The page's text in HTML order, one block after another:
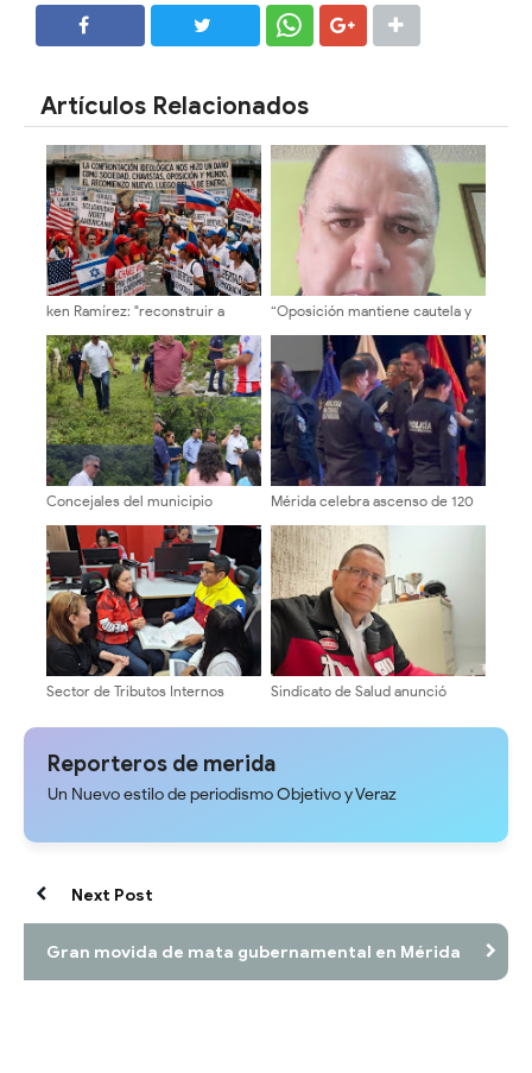
Artículos Relacionados
ken Ramírez: "reconstruir a
sólidas y una agenda centrada
en el interés nacional"
“Oposición mantiene cautela y
en eventuales negociaciones”
Concejales del municipio
en la Cuesta del Chama!
Mérida celebra ascenso de 120
Sector de Tributos Internos
Directa y Asesoría a
Sindicato de Salud anunció
único de 46.000 bolívares
Reporteros de merida
Un Nuevo estilo de periodismo Objetivo y Veraz
Next Post
Gran movida de mata gubernamental en Mérida